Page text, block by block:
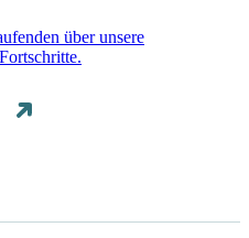
über unsere